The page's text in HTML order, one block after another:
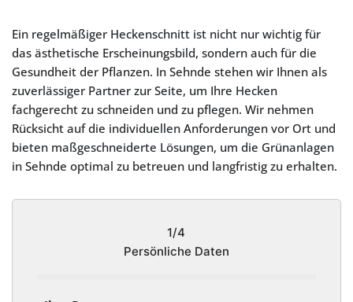
Ein regelmäßiger Heckenschnitt ist nicht nur wichtig für
das ästhetische Erscheinungsbild, sondern auch für die
Gesundheit der Pflanzen. In Sehnde stehen wir Ihnen als
zuverlässiger Partner zur Seite, um Ihre Hecken
fachgerecht zu schneiden und zu pflegen. Wir nehmen
Rücksicht auf die individuellen Anforderungen vor Ort und
bieten maßgeschneiderte Lösungen, um die Grünanlagen
in Sehnde optimal zu betreuen und langfristig zu erhalten.
1/4
Persönliche Daten